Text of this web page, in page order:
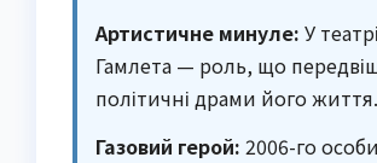
Артистичне минуле: У
Гамлета — роль, що
політичні драми його життя.
Газовий герой: 2006-го